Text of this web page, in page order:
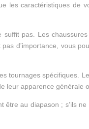
les caractéristiques de
pas. Les
d’importance, vous
tournages spécifiques.
leur apparence générale
au diapason ; s’ils